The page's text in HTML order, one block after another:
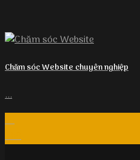
Chăm sóc Website chuyên nghiệp
...
15
Th9